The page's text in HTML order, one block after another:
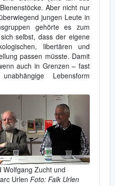
Aber nicht nur
jungen Leute in
gehörte es zum
selbst, dass der eigene
libertären und
passen müsste. Damit
auch in Grenzen – fast
Lebensform
Wolfgang Zucht und
Urlen Foto: Falk Urlen